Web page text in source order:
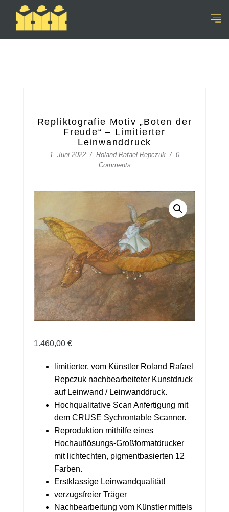
Repliktografie Motiv „Boten der
Freude“ – Limitierter
Leinwanddruck
1. Juni 2022 Roland Rafael Repczuk
0
Comments
1.460,00 €
limitierter, vom Künstler Roland Rafael
Repczuk nachbearbeiteter Kunstdruck
auf Leinwand / Leinwanddruck.
Hochqualitative Scan Anfertigung mit
dem CRUSE Sychrontable Scanner.
Reproduktion mithilfe eines
Hochauflösungs-Großformatdrucker
mit lichtechten, pigmentbasierten 12
Farben.
Erstklassige Leinwandqualität!
verzugsfreier Träger
Nachbearbeitung vom Künstler mittels